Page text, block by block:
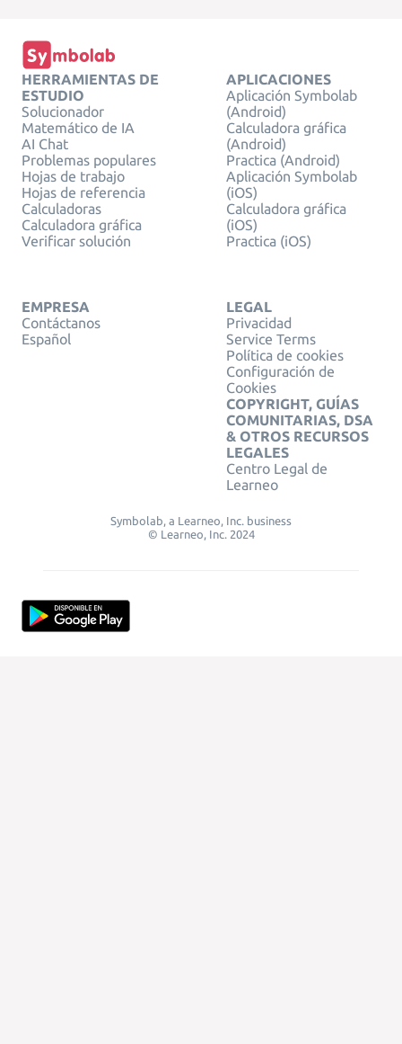
HERRAMIENTAS DE
ESTUDIO
Solucionador
Matemático de IA
AI Chat
Problemas populares
Hojas de trabajo
Hojas de referencia
Calculadoras
Calculadora gráfica
Verificar solución
APLICACIONES
Aplicación Symbolab
(Android)
Calculadora gráfica
(Android)
Practica (Android)
Aplicación Symbolab
(iOS)
Calculadora gráfica
(iOS)
Practica (iOS)
EMPRESA
Contáctanos
Español
LEGAL
Privacidad
Service Terms
Política de cookies
Configuración de
Cookies
COPYRIGHT, GUÍAS
COMUNITARIAS, DSA
& OTROS RECURSOS
LEGALES
Centro Legal de
Learneo
Symbolab, a Learneo, Inc. business
© Learneo, Inc. 2024